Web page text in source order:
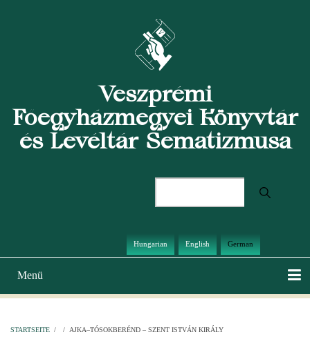
Veszprémi
Főegyházmegyei Könyvtár
és Levéltár Sematizmusa
Hungarian English German
Hauptnavigation
Menü
STARTSEITE / / AJKA–TÓSOKBERÉND – SZENT ISTVÁN KIRÁLY